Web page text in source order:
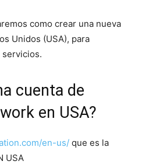
como crear una nueva
Unidos (USA), para
servicios.
cuenta de
en USA?
en-us/ que es la
USA